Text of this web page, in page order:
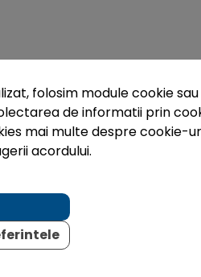
folosim module cookie
de informatii prin
mai multe despre cookie-
acordului.